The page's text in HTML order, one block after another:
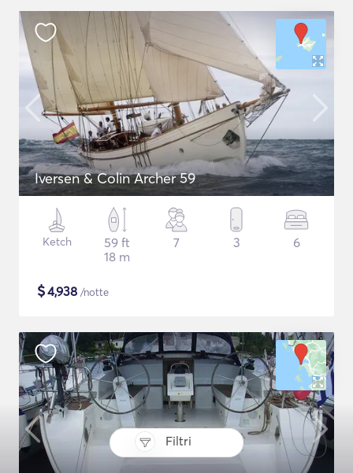
Filtri
Iversen & Colin Archer 59
Ketch
59 ft
18 m
7 3 6
$4,938 /notte